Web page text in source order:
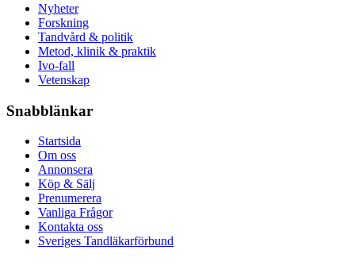
Nyheter
Forskning
Tandvård & politik
Metod, klinik & praktik
Ivo-fall
Vetenskap
Snabblänkar
Startsida
Om oss
Annonsera
Köp & Sälj
Prenumerera
Vanliga Frågor
Kontakta oss
Sveriges Tandläkarförbund